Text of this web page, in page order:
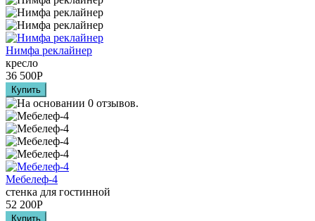
Нимфа реклайнер
кресло
36 500Р
Мебелеф-4
стенка для гостинной
52 200Р